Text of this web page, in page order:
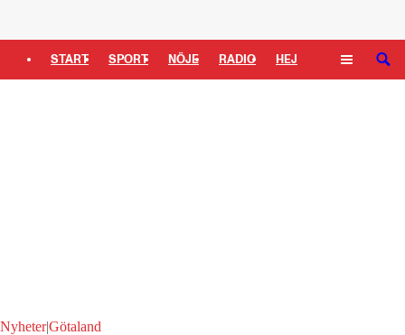
START SPORT NÖJE RADIO HEJ SÖK
Nyheter|Götaland